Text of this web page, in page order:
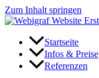
Zum Inhalt springen
Startseite
Infos & Preise
Referenzen